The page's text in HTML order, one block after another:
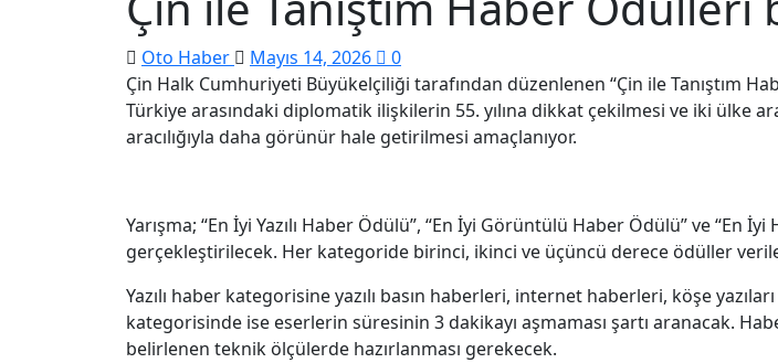
Oto Haber Mayıs 14, 2026
0
Çin Halk Cumhuriyeti Büyükelçiliği tarafından düzenlenen “Çin ile Tanıştım
Türkiye arasındaki diplomatik ilişkilerin 55. yılına dikkat çekilmesi ve iki ülke
aracılığıyla daha görünür hale getirilmesi amaçlanıyor.
Yarışma; “En İyi Yazılı Haber Ödülü”, “En İyi Görüntülü Haber Ödülü” ve “En
gerçekleştirilecek. Her kategoride birinci, ikinci ve üçüncü derece ödüller
Yazılı haber kategorisine yazılı basın haberleri, internet haberleri, köşe
kategorisinde ise eserlerin süresinin 3 dakikayı aşmaması şartı aranacak.
belirlenen teknik ölçülerde hazırlanması gerekecek.